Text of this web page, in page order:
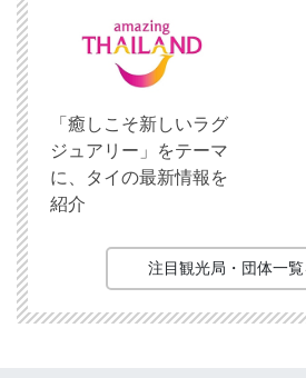
「癒しこそ新しいラグ
ジュアリー」をテーマ
に、タイの最新情報を
紹介
注目観光局・団体一覧